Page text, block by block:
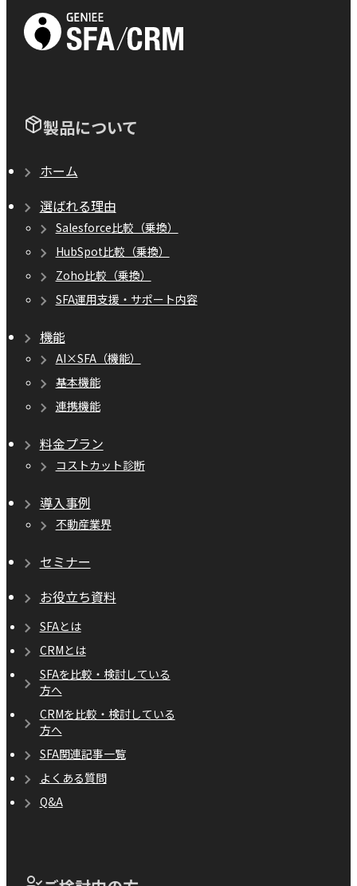
製品について
ホーム
選ばれる理由
Salesforce比較（乗換）
HubSpot比較（乗換）
Zoho比較（乗換）
SFA運用支援・サポート内容
機能
AI×SFA（機能）
基本機能
連携機能
料金プラン
コストカット診断
導入事例
不動産業界
セミナー
お役立ち資料
SFAとは
CRMとは
SFAを比較・検討している
方へ
CRMを比較・検討している
方へ
SFA関連記事一覧
よくある質問
Q&A